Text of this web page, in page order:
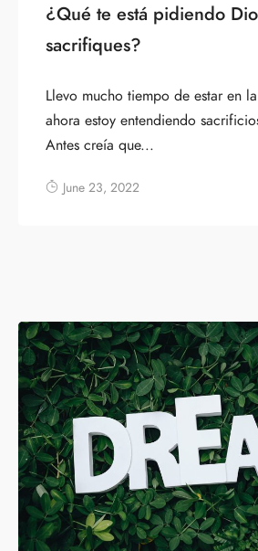
¿Qué te está pidiendo
sacrifiques?
Llevo mucho tiempo de estar en
ahora estoy entendiendo
Antes creía que...
June 23, 2022